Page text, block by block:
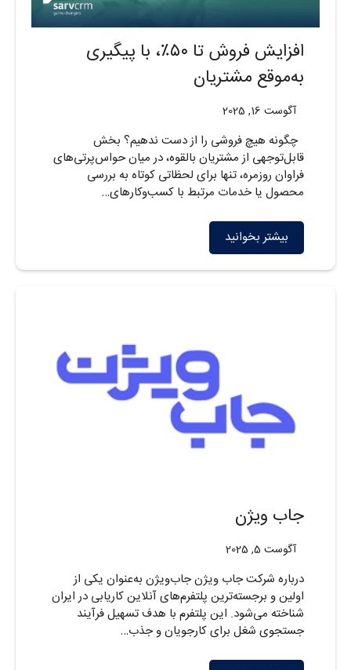
افزایش فروش تا ۵۰٪، با پیگیری
به‌موقع مشتریان
آگوست 16, 2025
چگونه هیچ فروشی را از دست ندهیم؟ بخش
قابل‌توجهی از مشتریان بالقوه، در میان حواس‌پرتی‌های
فراوان روزمره، تنها برای لحظاتی کوتاه به بررسی
محصول یا خدمات مرتبط با کسب‌وکارهای…
بیشتر بخوانید
جاب ویژن
آگوست 5, 2025
درباره شرکت جاب ویژن جاب‌ویژن به‌عنوان یکی از
اولین و برجسته‌ترین پلتفرم‌های آنلاین کاریابی در ایران
شناخته می‌شود. این پلتفرم با هدف تسهیل فرآیند
جستجوی شغل برای کارجویان و جذب…